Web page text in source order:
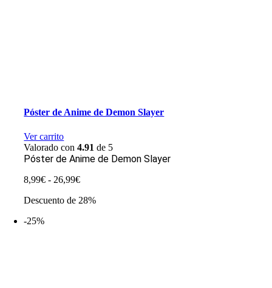
Póster de Anime de Demon Slayer
Ver carrito
Valorado con4.91 de 5
Póster de Anime de Demon Slayer
8,99€ - 26,99€Rango
precios:
Descuento de 28%
-25%